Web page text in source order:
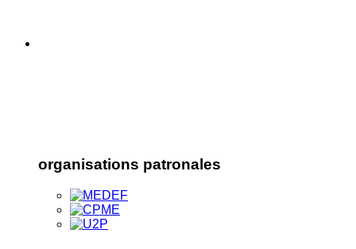
organisations patronales